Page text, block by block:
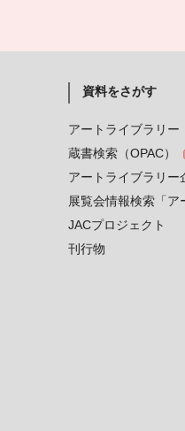
資料をさがす
アートライブラリー
蔵書検索（OPAC）
アートライブラリー
展覧会情報検索「ア
JACプロジェクト
刊行物